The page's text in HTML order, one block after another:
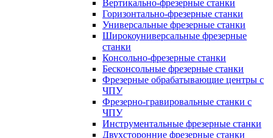
Вертикально-фрезерные станки
Горизонтально-фрезерные станки
Универсальные фрезерные станки
Широкоуниверсальные фрезерные
станки
Консольно-фрезерные станки
Бесконсольные фрезерные станки
Фрезерные обрабатывающие центры с
ЧПУ
Фрезерно-гравировальные станки с
ЧПУ
Инструментальные фрезерные станки
Двухсторонние фрезерные станки